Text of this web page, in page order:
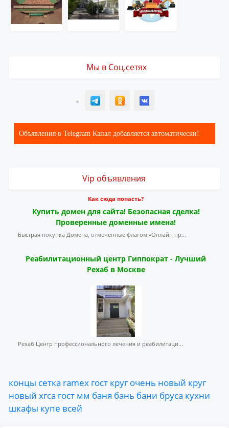
Мы в Соц.сетях
T ОК ВК
Объявления в Telegram Канал добавляется автоматически!
Vip объявления
Как сюда попасть?
Купить домен для сайта! Безопасная сделка!
Проверенные доменные имена!
Быстрая покупка Домена, отмеченные флагом «Онлайн пр...
Реабилитационный центр Гиппократ - Лучший
Рехаб в Москве
Рехаб Центр профессионального лечения и реабилитаци...
концы сетка ramex гост круг очень новый круг
новый хгса гост мм баня бань бани бруса кухни
шкафы купе всей